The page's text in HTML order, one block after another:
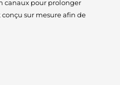
canaux pour prolonger
sur mesure afin de